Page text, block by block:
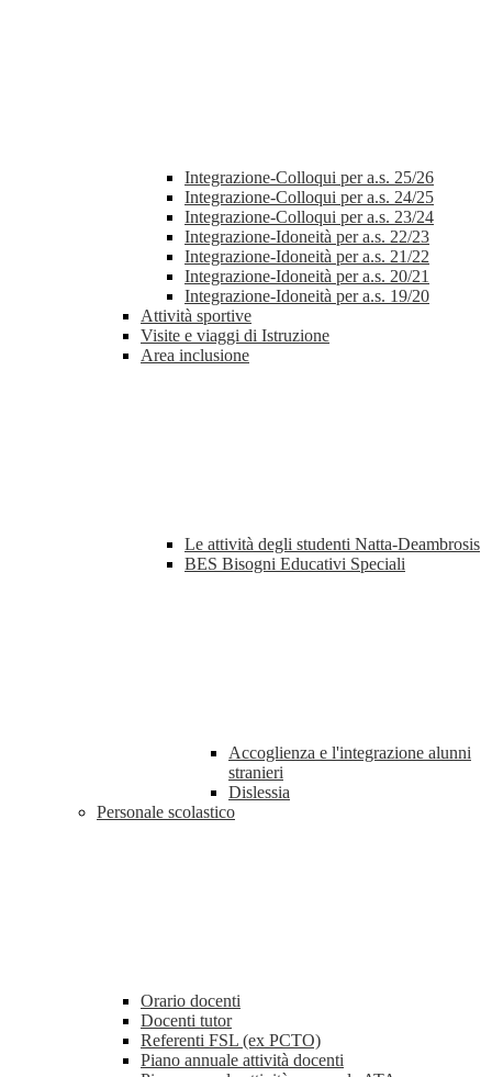
Integrazione-Colloqui per a.s. 25/26
Integrazione-Colloqui per a.s. 24/25
Integrazione-Colloqui per a.s. 23/24
Integrazione-Idoneità per a.s. 22/23
Integrazione-Idoneità per a.s. 21/22
Integrazione-Idoneità per a.s. 20/21
Integrazione-Idoneità per a.s. 19/20
Attività sportive
Visite e viaggi di Istruzione
Area inclusione
Le attività degli studenti Natta-Deambrosis
BES Bisogni Educativi Speciali
Accoglienza e l'integrazione alunni
stranieri
Dislessia
Personale scolastico
Orario docenti
Docenti tutor
Referenti FSL (ex PCTO)
Piano annuale attività docenti